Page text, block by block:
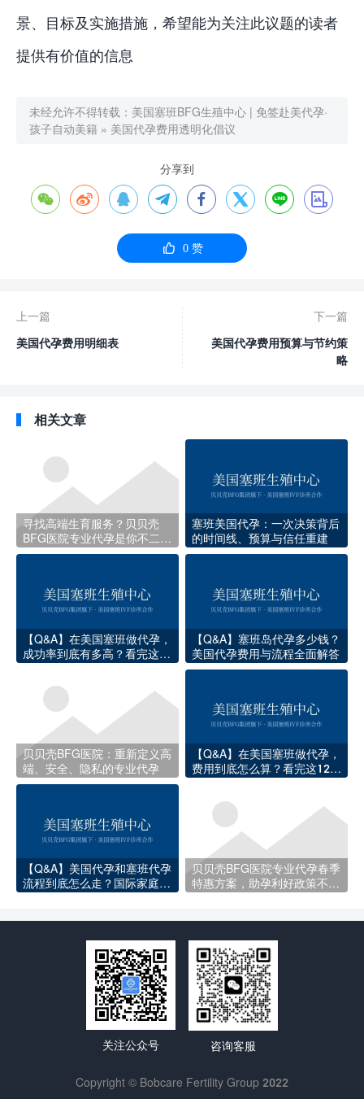
景、目标及实施措施，希望能为关注此议题的读者
提供有价值的信息
未经允许不得转载： 美国塞班BFG生殖中心 | 免签赴美代孕·
孩子自动美籍 » 美国代孕费用透明化倡议
分享到
       
 0赞
上一篇
美国代孕费用明细表
下一篇
美国代孕费用预算与节约策
略
相关文章
寻找高端生育服务？贝贝壳
BFG医院专业代孕是你不二的
选择
塞班美国代孕：一次决策背后
的时间线、预算与信任重建
【Q&A】在美国塞班做代孕，
成功率到底有多高？看完这些
【Q&A】塞班岛代孕多少钱？
美国代孕费用与流程全面解答
贝贝壳BFG医院：重新定义高
端、安全、隐私的专业代孕
【Q&A】在美国塞班做代孕，
费用到底怎么算？看完这12项
【Q&A】美国代孕和塞班代孕
流程到底怎么走？国际家庭必
贝贝壳BFG医院专业代孕春季
特惠方案，助孕利好政策不容
关注公众号 咨询客服
Copyright © Bobcare Fertility Group 2022